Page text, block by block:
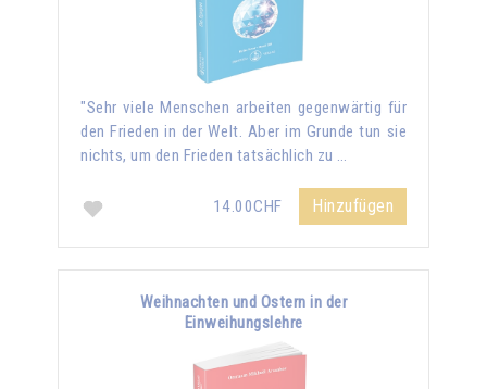
"Sehr viele Menschen arbeiten gegenwärtig für
den Frieden in der Welt. Aber im Grunde tun sie
nichts, um den Frieden tatsächlich zu …
14.00CHF Hinzufügen
Weihnachten und Ostern in der
Einweihungslehre